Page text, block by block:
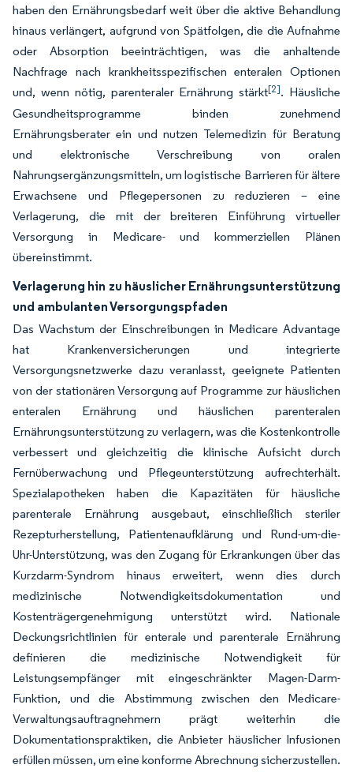
haben den Ernährungsbedarf weit über die aktive Behandlung
hinaus verlängert, aufgrund von Spätfolgen, die die Aufnahme
oder Absorption beeinträchtigen, was die anhaltende
Nachfrage nach krankheitsspezifischen enteralen Optionen
und, wenn nötig, parenteraler Ernährung stärkt[2]. Häusliche
Gesundheitsprogramme binden zunehmend
Ernährungsberater ein und nutzen Telemedizin für Beratung
und elektronische Verschreibung von oralen
Nahrungsergänzungsmitteln, um logistische Barrieren für ältere
Erwachsene und Pflegepersonen zu reduzieren – eine
Verlagerung, die mit der breiteren Einführung virtueller
Versorgung in Medicare- und kommerziellen Plänen
übereinstimmt.
Verlagerung hin zu häuslicher Ernährungsunterstützung
und ambulanten Versorgungspfaden
Das Wachstum der Einschreibungen in Medicare Advantage
hat Krankenversicherungen und integrierte
Versorgungsnetzwerke dazu veranlasst, geeignete Patienten
von der stationären Versorgung auf Programme zur häuslichen
enteralen Ernährung und häuslichen parenteralen
Ernährungsunterstützung zu verlagern, was die Kostenkontrolle
verbessert und gleichzeitig die klinische Aufsicht durch
Fernüberwachung und Pflegeunterstützung aufrechterhält.
Spezialapotheken haben die Kapazitäten für häusliche
parenterale Ernährung ausgebaut, einschließlich steriler
Rezepturherstellung, Patientenaufklärung und Rund-um-die-
Uhr-Unterstützung, was den Zugang für Erkrankungen über das
Kurzdarm-Syndrom hinaus erweitert, wenn dies durch
medizinische Notwendigkeitsdokumentation und
Kostenträgergenehmigung unterstützt wird. Nationale
Deckungsrichtlinien für enterale und parenterale Ernährung
definieren die medizinische Notwendigkeit für
Leistungsempfänger mit eingeschränkter Magen-Darm-
Funktion, und die Abstimmung zwischen den Medicare-
Verwaltungsauftragnehmern prägt weiterhin die
Dokumentationspraktiken, die Anbieter häuslicher Infusionen
erfüllen müssen, um eine konforme Abrechnung sicherzustellen.